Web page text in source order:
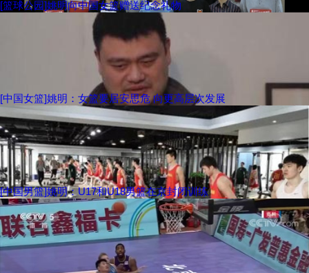
[篮球公园]姚明向中国女篮赠送纪念礼物
[中国女篮]姚明：女篮要居安思危 向更高层次发展
[中国男篮]姚明：U17和U18男篮在京封闭训练